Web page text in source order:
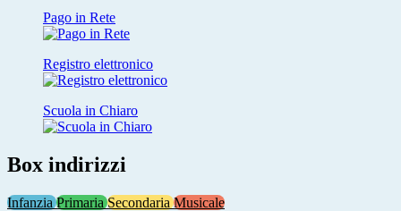
Pago in Rete
Registro elettronico
Scuola in Chiaro
Box indirizzi
InfanziaPrimariaSecondariaMusicale